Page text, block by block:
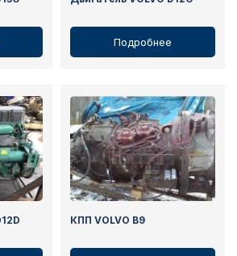
Подробнее
КПП VOLVO B9